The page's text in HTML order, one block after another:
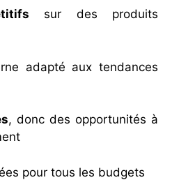
sur des produits
adapté aux tendances
, donc des opportunités à
pour tous les budgets